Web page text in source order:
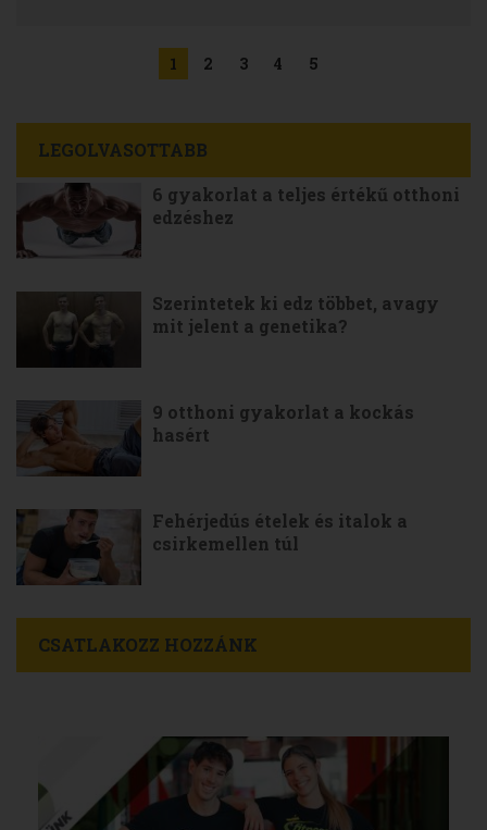
1 2 3 4 5
LEGOLVASOTTABB
6 gyakorlat a teljes értékű otthoni
edzéshez
Szerintetek ki edz többet, avagy
mit jelent a genetika?
9 otthoni gyakorlat a kockás
hasért
Fehérjedús ételek és italok a
csirkemellen túl
CSATLAKOZZ HOZZÁNK